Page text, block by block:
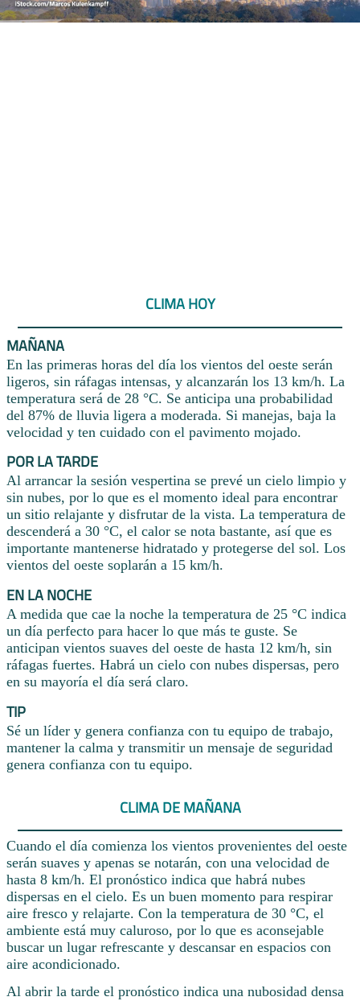
CLIMA HOY
MAÑANA
En las primeras horas del día los vientos del oeste serán
ligeros, sin ráfagas intensas, y alcanzarán los 13 km/h. La
temperatura será de 28 °C. Se anticipa una probabilidad
del 87% de lluvia ligera a moderada. Si manejas, baja la
velocidad y ten cuidado con el pavimento mojado.
POR LA TARDE
Al arrancar la sesión vespertina se prevé un cielo limpio y
sin nubes, por lo que es el momento ideal para encontrar
un sitio relajante y disfrutar de la vista. La temperatura de
descenderá a 30 °C, el calor se nota bastante, así que es
importante mantenerse hidratado y protegerse del sol. Los
vientos del oeste soplarán a 15 km/h.
EN LA NOCHE
A medida que cae la noche la temperatura de 25 °C indica
un día perfecto para hacer lo que más te guste. Se
anticipan vientos suaves del oeste de hasta 12 km/h, sin
ráfagas fuertes. Habrá un cielo con nubes dispersas, pero
en su mayoría el día será claro.
TIP
Sé un líder y genera confianza con tu equipo de trabajo,
mantener la calma y transmitir un mensaje de seguridad
genera confianza con tu equipo.
CLIMA DE MAÑANA
Cuando el día comienza los vientos provenientes del oeste
serán suaves y apenas se notarán, con una velocidad de
hasta 8 km/h. El pronóstico indica que habrá nubes
dispersas en el cielo. Es un buen momento para respirar
aire fresco y relajarte. Con la temperatura de 30 °C, el
ambiente está muy caluroso, por lo que es aconsejable
buscar un lugar refrescante y descansar en espacios con
aire acondicionado.
Al abrir la tarde el pronóstico indica una nubosidad densa